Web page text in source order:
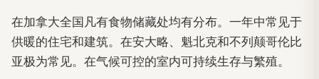
在加拿大全国凡有食物储藏处均有分布。一年中常见于
供暖的住宅和建筑。在安大略、魁北克和不列颠哥伦比
亚极为常见。在气候可控的室内可持续生存与繁殖。